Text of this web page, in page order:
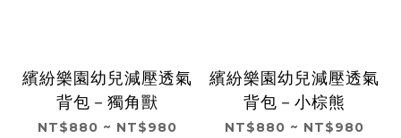
繽紛樂園幼兒減壓透氣
背包－獨角獸
NT$880 ~ NT$980
繽紛樂園幼兒減壓透氣
背包－小棕熊
NT$880 ~ NT$980